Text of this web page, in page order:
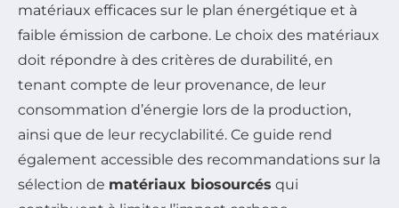
matériaux efficaces sur le plan énergétique et à
faible émission de carbone. Le choix des matériaux
doit répondre à des critères de durabilité, en
tenant compte de leur provenance, de leur
consommation d’énergie lors de la production,
ainsi que de leur recyclabilité. Ce guide rend
également accessible des recommandations sur la
sélection de matériaux biosourcés qui